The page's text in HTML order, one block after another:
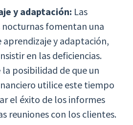
y adaptación: Las
nocturnas fomentan una
aprendizaje y adaptación,
en las deficiencias.
la posibilidad de que un
utilice este tiempo
el éxito de los informes
reuniones con los clientes.